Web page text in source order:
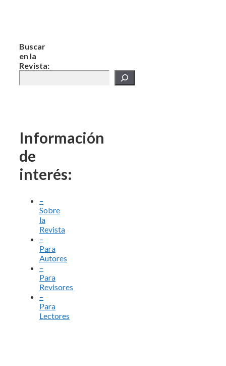
Buscar
en la
Revista:
Información
de
interés:
–
Sobre
la
Revista
–
Para
Autores
–
Para
Revisores
–
Para
Lectores